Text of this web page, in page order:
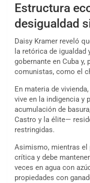
Estructura
desigualdad
Daisy Kramer reveló
la retórica de igualdad
gobernante en Cuba y,
comunistas, como el
En materia de
vive en la indigencia y
acumulación de
Castro y la élite—
restringidas.
Asimismo, mientras el
crítica y debe
veces en agua con
propiedades con